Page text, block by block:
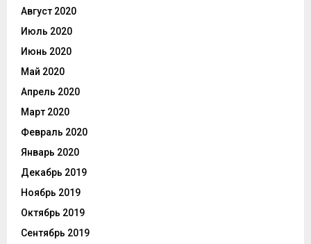
Август 2020
Июль 2020
Июнь 2020
Май 2020
Апрель 2020
Март 2020
Февраль 2020
Январь 2020
Декабрь 2019
Ноябрь 2019
Октябрь 2019
Сентябрь 2019